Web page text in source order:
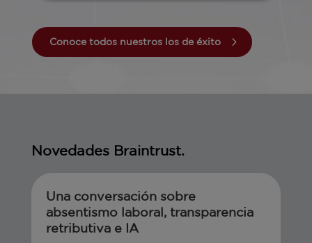
Conoce todos nuestros los de éxito
Novedades Braintrust.
Una conversación sobre
absentismo laboral, transparencia
retributiva e IA